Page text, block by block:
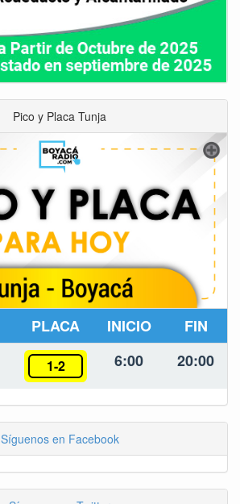
Pico y Placa Tunja
PLACA INICIO FIN
1-2 6:00 20:00
Síguenos en Facebook